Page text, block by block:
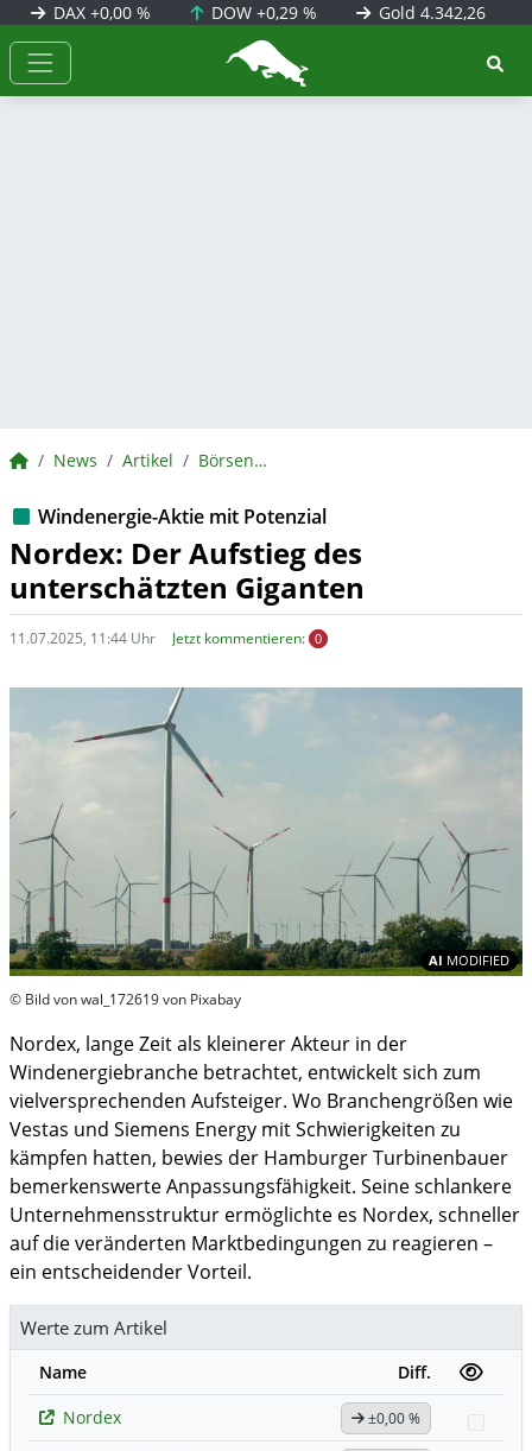
DAX +0,00 % DOW+0,29 % Gold 4.342,26
BörsenNEWS.de
BörsenNEWS.de
News Artikel BörsenNEWS.de
Windenergie-Aktie mit Potenzial
Nordex: Der Aufstieg des
unterschätzten Giganten
11.07.2025, 11:44 Uhr Jetzt kommentieren: 0
AI MODIFIED
© Bild von wal_172619 von Pixabay
Nordex, lange Zeit als kleinerer Akteur in der
Windenergiebranche betrachtet, entwickelt sich zum
vielversprechenden Aufsteiger. Wo Branchengrößen wie
Vestas und Siemens Energy mit Schwierigkeiten zu
kämpfen hatten, bewies der Hamburger Turbinenbauer
bemerkenswerte Anpassungsfähigkeit. Seine schlankere
Unternehmensstruktur ermöglichte es Nordex, schneller
auf die veränderten Marktbedingungen zu reagieren –
ein entscheidender Vorteil.
Werte zum Artikel
Name
Diff.
Nordex
±0,00 %